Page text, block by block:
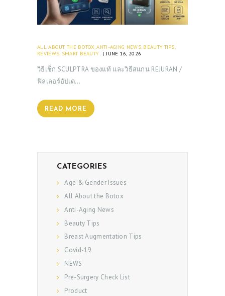
ALL ABOUT THE BOTOX,ANTI-AGING NEWS, BEAUTY TIPS,
REVIEWS, SMART BEAUTY JUNE 16, 2026
วิธีเช็ก SCULPTRA ของแท้ และวิธีสแกน REJURAN /
ฟิลเลอร์อัปเด…
READ MORE
CATEGORIES
Age & Gender Issues
All About the Botox
Anti-Aging News
Beauty Tips
Breast Augmentation Tips
Covid-19
NEWS
Pre-Surgery Check List
Product